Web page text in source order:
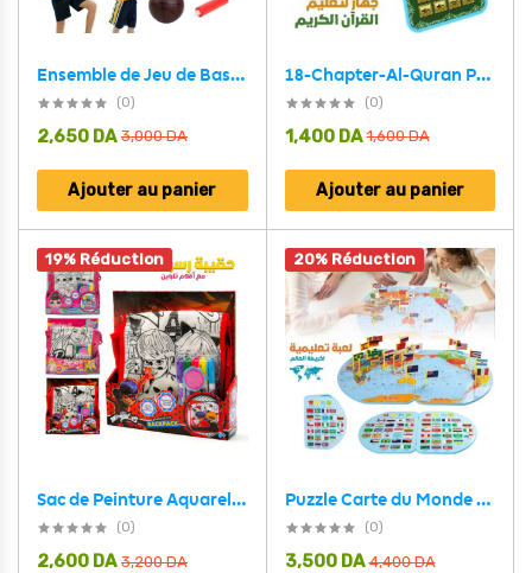
Ensemble de Jeu de Basket-Ball Super Sport – مجموعة لعب كرة السلة
(0)
3,000DA
2,650 DA
Ajouter au panier
18-Chapter-Al-Quran Portable Baby Kid Quran Learning Machine Tablet – تعليم القرآن الكريم للطفل
(0)
1,600DA
1,400 DA
Ajouter au panier
19% Réduction
Sac de Peinture Aquarelle DIY avec 5 Stylos – حقيبة تلوين للفتيات
(0)
3,200DA
2,600 DA
20% Réduction
Puzzle Carte du Monde en Bois Pliable avec Drapeaux et Capitales – لعبة تعليمية للأطفال خريطة العالم مع الأعلام والعواصم
(0)
4,400DA
3,500 DA